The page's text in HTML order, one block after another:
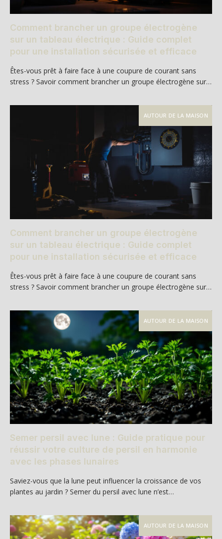
Comment brancher un groupe électrogène
sur un tableau électrique : Guide complet
pour une installation sécurisée et efficace
Êtes-vous prêt à faire face à une coupure de courant sans
stress ? Savoir comment brancher un groupe électrogène sur…
AUTOUR DE LA MAISON
Comment brancher un groupe électrogène
sur un tableau électrique : Guide complet
pour une installation sécurisée et efficace
Êtes-vous prêt à faire face à une coupure de courant sans
stress ? Savoir comment brancher un groupe électrogène sur…
AUTOUR DE LA MAISON
Semer persil avec lune : Guide pratique pour
réussir votre culture de persil en harmonie
avec les phases lunaires
Saviez-vous que la lune peut influencer la croissance de vos
plantes au jardin ? Semer du persil avec lune n’est…
AUTOUR DE LA MAISON